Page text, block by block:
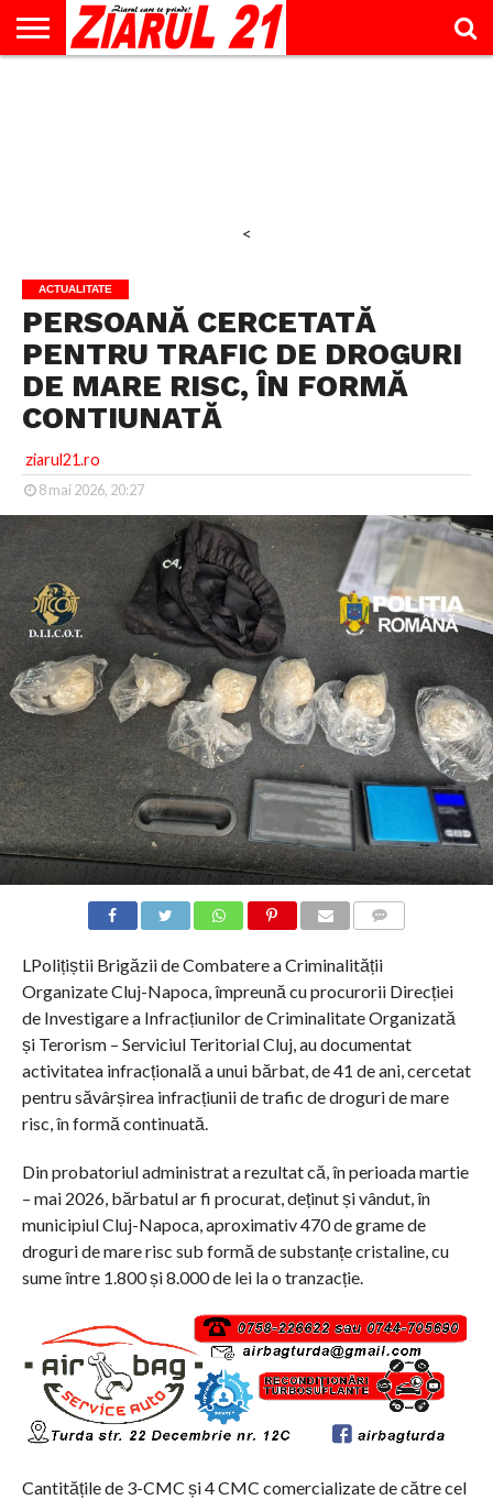
<
ACTUALITATE
PERSOANĂ CERCETATĂ
PENTRU TRAFIC DE DROGURI
DE MARE RISC, ÎN FORMĂ
CONTIUNATĂ
ziarul21.ro
8 mai 2026, 20:27
LPolițiștii Brigăzii de Combatere a Criminalității
Organizate Cluj-Napoca, împreună cu procurorii Direcției
de Investigare a Infracțiunilor de Criminalitate Organizată
și Terorism – Serviciul Teritorial Cluj, au documentat
activitatea infracțională a unui bărbat, de 41 de ani, cercetat
pentru săvârșirea infracțiunii de trafic de droguri de mare
risc, în formă continuată.
Din probatoriul administrat a rezultat că, în perioada martie
– mai 2026, bărbatul ar fi procurat, deținut și vândut, în
municipiul Cluj-Napoca, aproximativ 470 de grame de
droguri de mare risc sub formă de substanțe cristaline, cu
sume între 1.800 și 8.000 de lei la o tranzacție.
Cantitățile de 3-CMC și 4 CMC comercializate de către cel